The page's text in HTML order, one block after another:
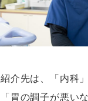
紹介先は、「内科
「胃の調子が悪い